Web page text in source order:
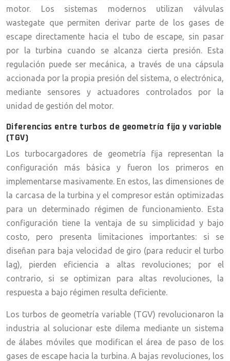
motor. Los sistemas modernos utilizan válvulas
wastegate que permiten derivar parte de los gases de
escape directamente hacia el tubo de escape, sin pasar
por la turbina cuando se alcanza cierta presión. Esta
regulación puede ser mecánica, a través de una cápsula
accionada por la propia presión del sistema, o electrónica,
mediante sensores y actuadores controlados por la
unidad de gestión del motor.
Diferencias entre turbos de geometría fija y variable
(TGV)
Los turbocargadores de geometría fija representan la
configuración más básica y fueron los primeros en
implementarse masivamente. En estos, las dimensiones de
la carcasa de la turbina y el compresor están optimizadas
para un determinado régimen de funcionamiento. Esta
configuración tiene la ventaja de su simplicidad y bajo
costo, pero presenta limitaciones importantes: si se
diseñan para baja velocidad de giro (para reducir el turbo
lag), pierden eficiencia a altas revoluciones; por el
contrario, si se optimizan para altas revoluciones, la
respuesta a bajo régimen resulta deficiente.
Los turbos de geometría variable (TGV) revolucionaron la
industria al solucionar este dilema mediante un sistema
de álabes móviles que modifican el área de paso de los
gases de escape hacia la turbina. A bajas revoluciones, los